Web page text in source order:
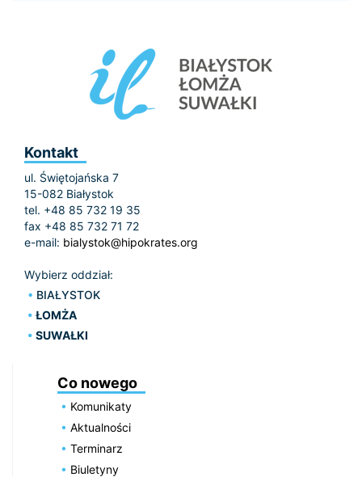
Kontakt
ul. Świętojańska 7
15-082 Białystok
tel. +48 85 732 19 35
fax +48 85 732 71 72
e-mail: bialystok@hipokrates.org
Wybierz oddział:
BIAŁYSTOK
ŁOMŻA
SUWAŁKI
Co nowego
Komunikaty
Aktualności
Terminarz
Biuletyny